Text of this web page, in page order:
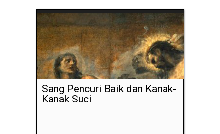
Sang Pencuri Baik dan Kanak-
Kanak Suci